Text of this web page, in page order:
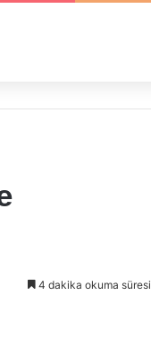
4 dakika okuma süresi